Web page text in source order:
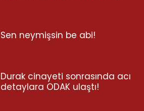
Sen neymişsin be abi!
Durak cinayeti sonrasında acı
detaylara ODAK ulaştı!